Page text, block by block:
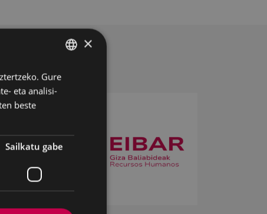
BASQUE
SPANISH
×
Gure
eta analisi-
beste
Sailkatu gabe